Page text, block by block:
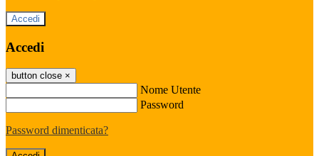
Accedi
Accedi
button close ×
Nome Utente
Password
Password dimenticata?